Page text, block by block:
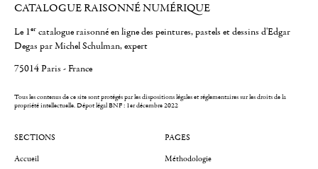
CATALOGUE RAISONNÉ NUMÉRIQUE
Le 1er catalogue raisonné en ligne des peintures, pastels et dessins d'Edgar
Degas par Michel Schulman, expert
75014 Paris - France
Tous les contenus de ce site sont protégés par les dispositions légales et réglementaires sur les droits de la
propriété intellectuelle.Dépot légal BNF : 1er décembre 2022
SECTIONS
Accueil
PAGES
Méthodologie